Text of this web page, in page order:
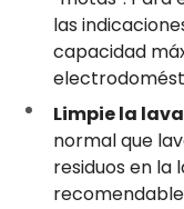
las
capacidad
Limpie la
normal que
residuos en la